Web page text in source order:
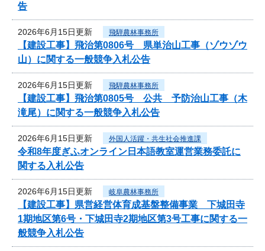
告
2026年6月15日更新 飛騨農林事務所
【建設工事】飛治第0806号 県単治山工事（ゾウゾウ
山）に関する一般競争入札公告
2026年6月15日更新 飛騨農林事務所
【建設工事】飛治第0805号 公共 予防治山工事（木
滝尾）に関する一般競争入札公告
2026年6月15日更新 外国人活躍・共生社会推進課
令和8年度ぎふオンライン日本語教室運営業務委託に
関する入札公告
2026年6月15日更新 岐阜農林事務所
【建設工事】県営経営体育成基盤整備事業 下城田寺
1期地区第6号・下城田寺2期地区第3号工事に関する一
般競争入札公告